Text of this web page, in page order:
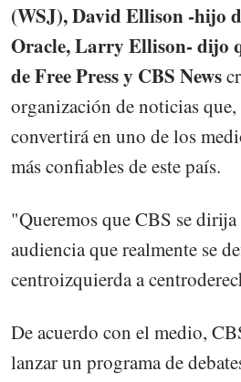
(WSJ), David Ellison -hijo
Oracle, Larry Ellison- dijo
de Free Press y CBS News
organización de noticias que,
convertirá en uno de los
más confiables de este país.
"Queremos que CBS se dirija
audiencia que realmente se
centroizquierda a
De acuerdo con el medio,
lanzar un programa de